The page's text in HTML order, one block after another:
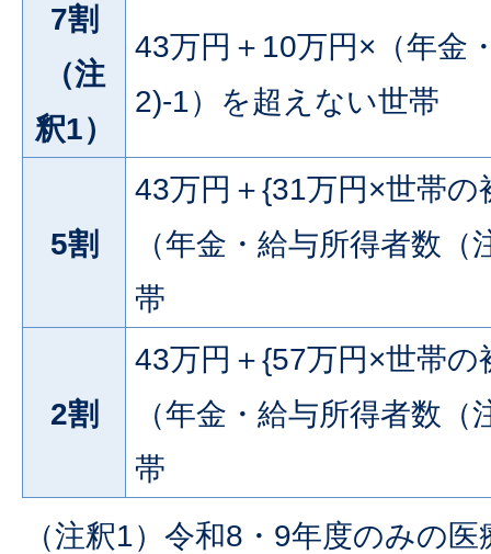
7割
（注
釈1）
43万円＋10万円×（年金
2)-1）を超えない世帯
5割
43万円＋{31万円×世帯の
（年金・給与所得者数
帯
2割
43万円＋{57万円×世帯の
（年金・給与所得者数
帯
（注釈1）令和8・9年度のみの